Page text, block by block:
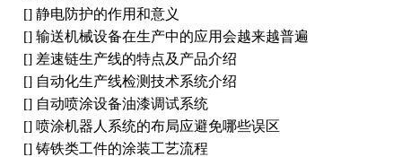
[] 静电防护的作用和意义
[] 输送机械设备在生产中的应用会越来越普遍
[] 差速链生产线的特点及产品介绍
[] 自动化生产线检测技术系统介绍
[] 自动喷涂设备油漆调试系统
[] 喷涂机器人系统的布局应避免哪些误区
[] 铸铁类工件的涂装工艺流程